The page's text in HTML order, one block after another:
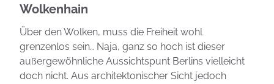
Wolkenhain
Über den Wolken, muss die Freiheit wohl
grenzenlos sein… Naja, ganz so hoch ist dieser
außergewöhnliche Aussichtspunt Berlins vielleicht
doch nicht. Aus architektonischer Sicht jedoch